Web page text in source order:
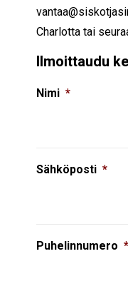
Charlotta tai
Ilmoittaudu
Nimi *
Sähköposti *
Puhelinnumero *